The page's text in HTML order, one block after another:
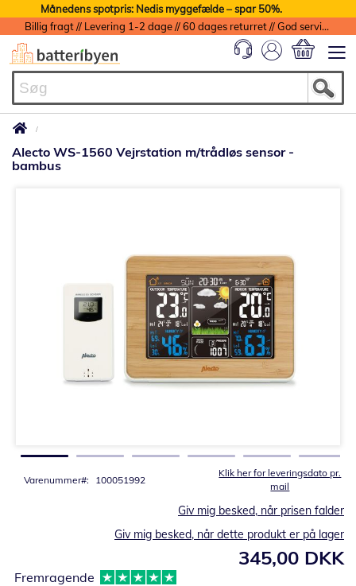
Månedens spotpris: Nedis myggefælde – spar 50%.
Billig fragt // Levering 1-2 dage // 60 dages returret // God service med garanti
Alecto WS-1560 Vejrstation m/trådløs sensor -
bambus
Klik her for leveringsdato pr.
mail
Varenummer 100051992
345,00 DKK
Giv mig besked, når prisen falder
Giv mig besked, når dette produkt er på lager
Fremragende
billedgalleriet